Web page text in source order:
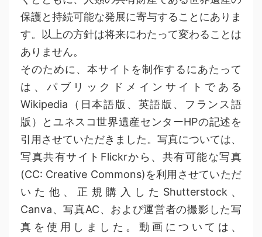
保護と持続可能な発展に寄与することにありま
す。以上の方針は将来にわたって変わることは
ありません。
そのために、本サイトを制作するにあたって
は、パブリックドメインサイトである
Wikipedia（日本語版、英語版、フランス語
版）とユネスコ世界遺産センターHPの記述を
引用させていただきました。写真については、
写真共有サイトFlickrから、共有可能な写真
(CC: Creative Commons)を利用させていただ
いた他、正規購入したShutterstock、
Canva、写真AC、および運営者の撮影した写
真を使用しました。動画については、